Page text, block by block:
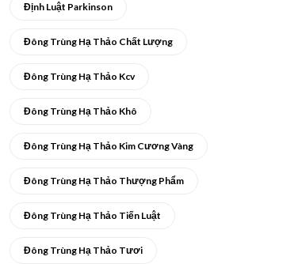
Định Luật Parkinson
Đông Trùng Hạ Thảo Chất Lượng
Đông Trùng Hạ Thảo Kcv
Đông Trùng Hạ Thảo Khô
Đông Trùng Hạ Thảo Kim Cương Vàng
Đông Trùng Hạ Thảo Thượng Phẩm
Đông Trùng Hạ Thảo Tiến Luật
Đông Trùng Hạ Thảo Tươi